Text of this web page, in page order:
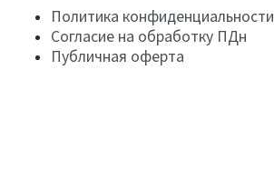
Политика конфиденциальности
Согласие на обработку ПДн
Публичная оферта